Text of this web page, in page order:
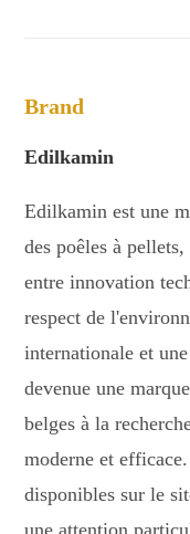
Brand
Edilkamin
Edilkamin est une
des poêles à
entre innovation
respect de
internationale et
devenue une
belges à la
moderne et
disponibles sur le
une attention